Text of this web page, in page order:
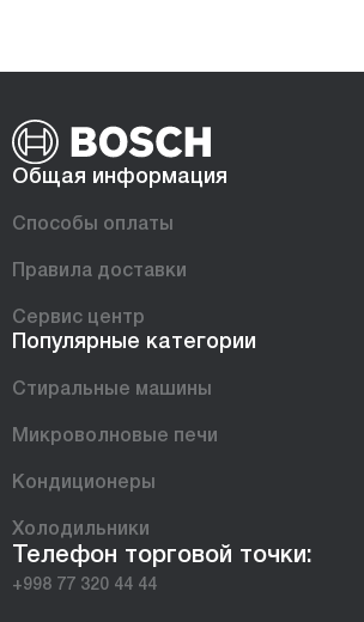
Общая информация
Способы оплаты
Правила доставки
Сервис центр
Популярные категории
Стиральные машины
Микроволновые печи
Кондиционеры
Холодильники
Телефон торговой точки:
+998 77 320 44 44